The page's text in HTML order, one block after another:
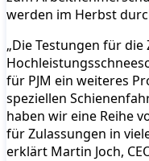
werden im Herbst
„Die Testungen für
für PJM ein weiteres
speziellen
haben wir eine Reihe
für Zulassungen in
erklärt Martin Joch,